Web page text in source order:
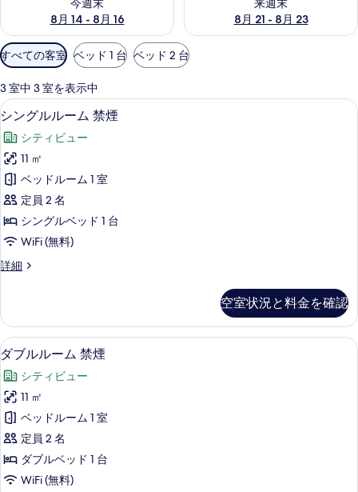
今週末
8月 14 - 8月 16
来週末
8月 21 - 8月 23
利
用
可
能
な
客
室
の
絞
り
込
み
条
すべての客室 ベッド 1 台 ベッド 2 台
3 室中 3 室を表示中
シ
ン
グ
ル
ル
ー
ム
煙
す
べ
て
の
写
真
を
表
示
シングルルーム 禁煙 | 羽毛の掛け布
19
シングルルーム 禁煙
シティビュー
11 ㎡
ベッドルーム 1 室
定員 2 名
シングルベッド 1 台
WiFi (無料)
詳細
シ
ル
ー
ム
禁
煙
の
詳
細
空室状況と料金を確認
ダ
ブ
ル
ル
ー
ム
禁
ダブルルーム 禁煙 | 羽毛の掛け布団
19
ダブルルーム 禁煙
シティビュー
11 ㎡
ベッドルーム 1 室
定員 2 名
ダブルベッド 1 台
WiFi (無料)